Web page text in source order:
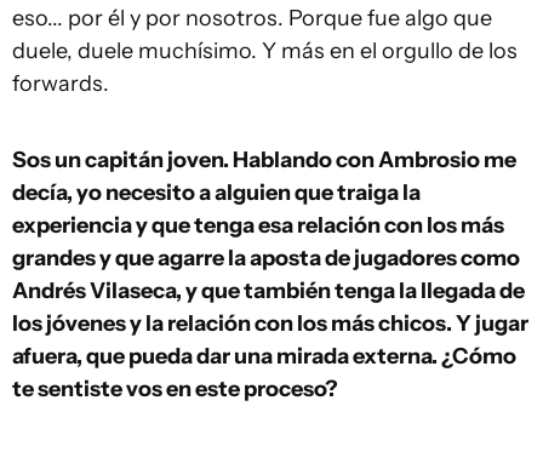
eso... por él y por nosotros. Porque fue algo que
duele, duele muchísimo. Y más en el orgullo de los
forwards.
Sos un capitán joven. Hablando con Ambrosio me
decía, yo necesito a alguien que traiga la
experiencia y que tenga esa relación con los más
grandes y que agarre la aposta de jugadores como
Andrés Vilaseca, y que también tenga la llegada de
los jóvenes y la relación con los más chicos. Y jugar
afuera, que pueda dar una mirada externa. ¿Cómo
te sentiste vos en este proceso?